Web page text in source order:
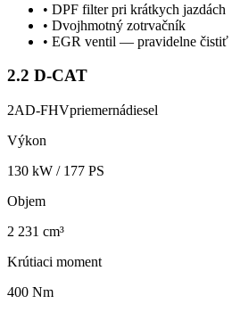
• DPF filter pri krátkych jazdách
• Dvojhmotný zotrvačník
• EGR ventil — pravidelne čistiť
2.2 D-CAT
2AD-FHVpriemernádiesel
Výkon
130 kW / 177 PS
Objem
2 231 cm³
Krútiaci moment
400 Nm